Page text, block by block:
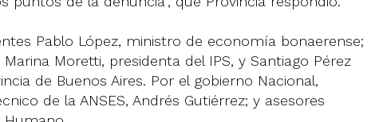
Pablo López, ministro de economía bonaerense;
Moretti, presidenta del IPS, y Santiago Pérez
de Buenos Aires. Por el gobierno Nacional,
de la ANSES, Andrés Gutiérrez; y asesores